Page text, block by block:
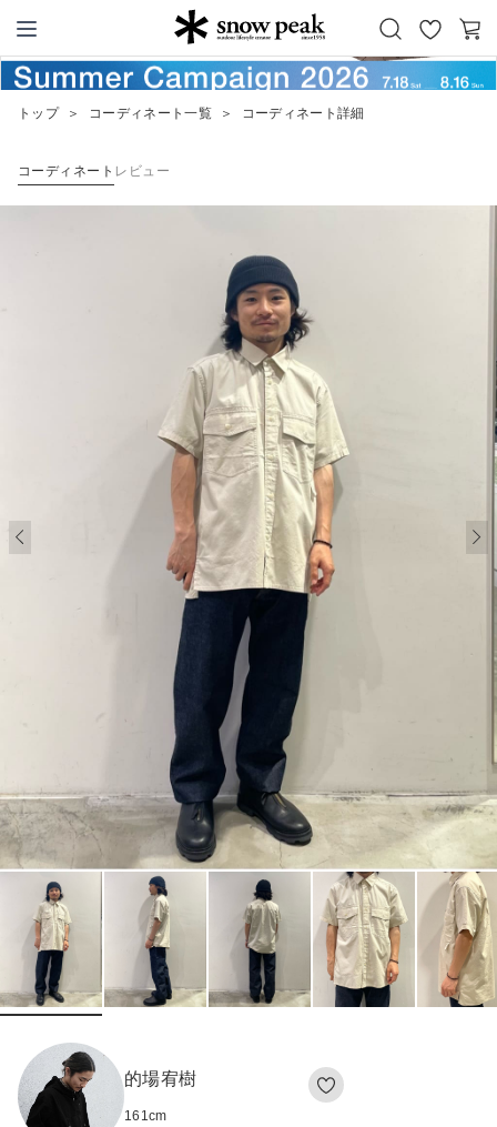
Snow Peak
お
カ
ー
トップ ＞ コーディネート一覧 ＞ コーディネート詳細
コーディネート レビュー
的場宥樹
161cm